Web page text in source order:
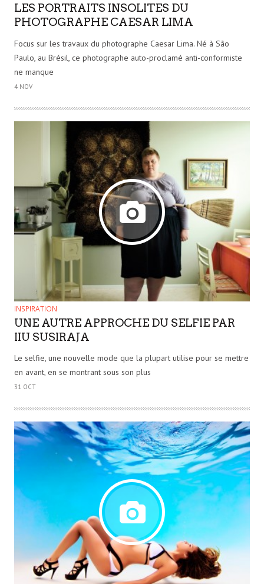
LES PORTRAITS INSOLITES DU
PHOTOGRAPHE CAESAR LIMA
Focus sur les travaux du photographe Caesar Lima. Né à São
Paulo, au Brésil, ce photographe auto-proclamé anti-conformiste
ne manque
4 NOV
INSPIRATION
UNE AUTRE APPROCHE DU SELFIE PAR
IIU SUSIRAJA
Le selfie, une nouvelle mode que la plupart utilise pour se mettre
en avant, en se montrant sous son plus
31 OCT